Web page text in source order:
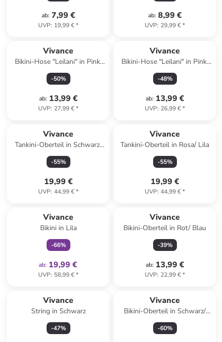
ab: 7,99 €
UVP: 19,99 €*
ab: 8,99 €
UVP: 29,99 €*
Vivance
Bikini-Hose "Leilani" in Pink/
Blau
-50%
ab: 13,99 €
UVP: 27,99 €*
Vivance
Bikini-Hose "Leilani" in Pink/
Blau
-48%
ab: 13,99 €
UVP: 26,99 €*
Vivance
Tankini-Oberteil in Schwarz/
Grün/ Pink
-55%
19,99 €
UVP: 44,99 €*
Vivance
Tankini-Oberteil in Rosa/ Lila
-55%
19,99 €
UVP: 44,99 €*
Vivance
Bikini in Lila
-66%
ab: 19,99 €
UVP: 58,99 €*
Vivance
Bikini-Oberteil in Rot/ Blau
-39%
ab: 13,99 €
UVP: 22,99 €*
Vivance
String in Schwarz
-47%
Vivance
Bikini-Oberteil in Schwarz/
Grün/ Pink
-60%